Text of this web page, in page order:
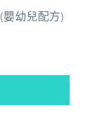
幼兒配方)